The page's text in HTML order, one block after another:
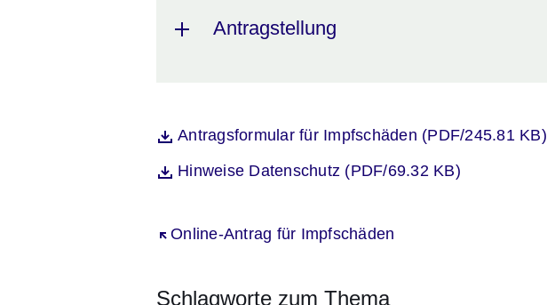
Antragstellung
DateiAntragsformular für Impfschäden (PDF/245.81 KB)
Öffnet sich in einem neuen Fenster
DateiHinweise Datenschutz (PDF/69.32 KB)
Öffnet sich in einem neuen Fenster
Online-Antrag für Impfschäden
Öffnet sich in einem neuen Fenster
Schlagworte zum Thema